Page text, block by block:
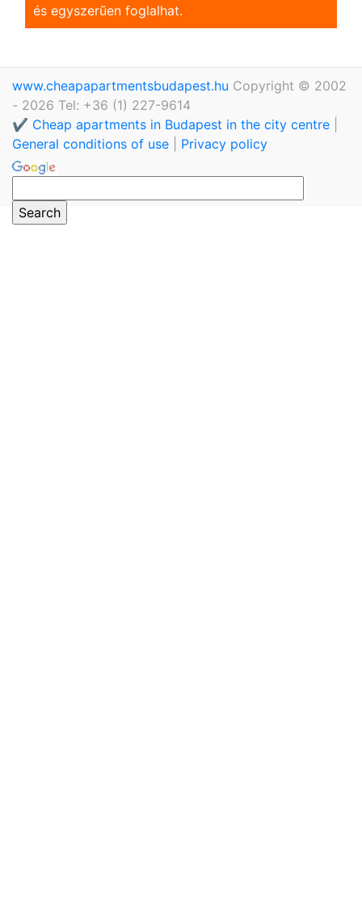
és egyszerũen foglalhat.
www.cheapapartmentsbudapest.hu Copyright © 2002
- 2026 Tel: +36 (1) 227-9614
✔️ Cheap apartments in Budapest in the city centre
General conditions of use
Privacy policy